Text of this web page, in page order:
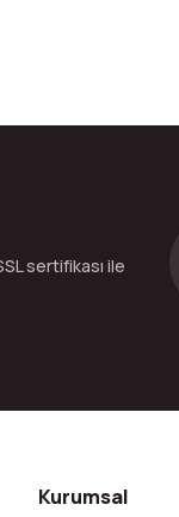
sertifikası ile
Kurumsal